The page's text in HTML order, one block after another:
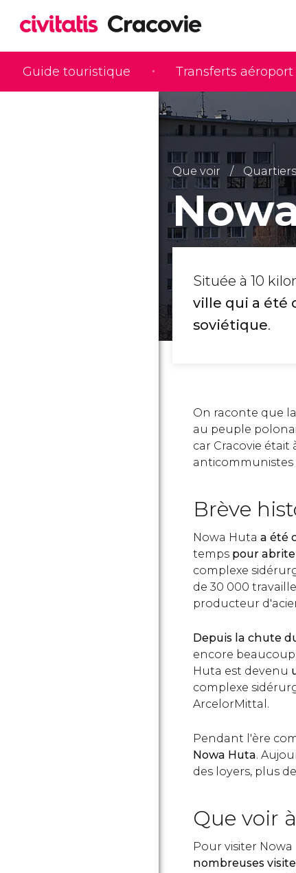
Guide touristique Transferts aéroport
Que voir Quartiers
Située à 10
ville qui a été
soviétique.
On raconte que
au peuple
car Cracovie
anticommunistes
Brève
Nowa Huta a été
temps pour
complexe
de 30 000
producteur
Depuis la chute
encore
Huta est devenu
complexe
ArcelorMittal.
Pendant l'ère
Nowa Huta.
des loyers, plus
Que voir
Pour visiter Nowa
nombreuses